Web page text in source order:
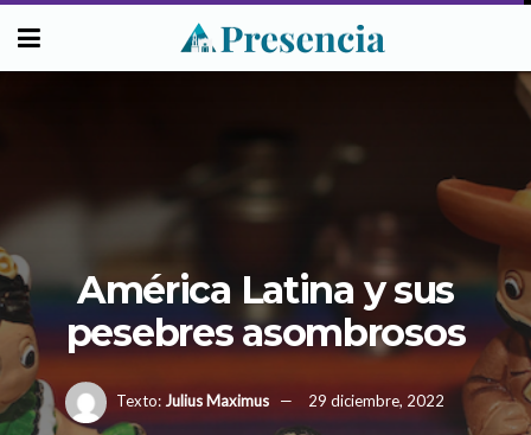
América Latina y sus
pesebres asombrosos
Texto: Julius Maximus 29 diciembre, 2022